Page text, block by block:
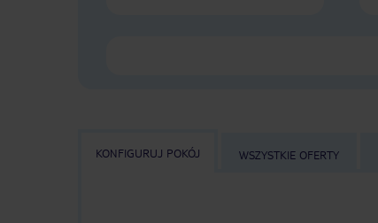
KONFIGURUJ POKÓJ WSZYSTKIE OFERTY